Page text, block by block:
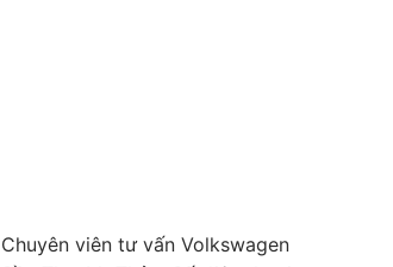
Chuyên viên tư vấn Volkswagen